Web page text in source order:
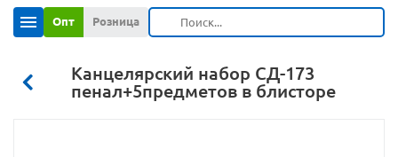
Опт Розница
Канцелярский набор СД-173
пенал+5предметов в блисторе